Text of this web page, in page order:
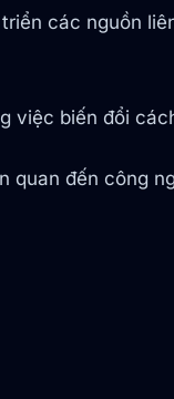
các nguồn
việc biến đổi
quan đến công